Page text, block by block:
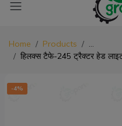
Home Products
...
हिलक्स टैफे-245 ट्रैक्टर हेड लाइट
-4%